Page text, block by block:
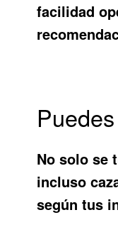
facilidad
No solo se
incluso
según tus